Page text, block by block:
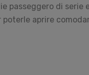
passeggero di
aprire